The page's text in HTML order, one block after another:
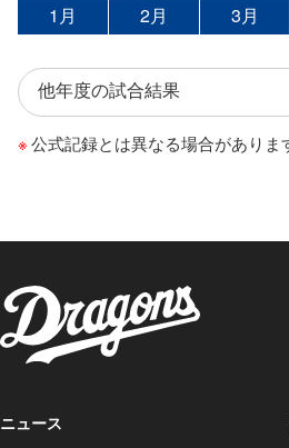
1月 2月 3月
公式記録とは異なる場合がありま
ニュース